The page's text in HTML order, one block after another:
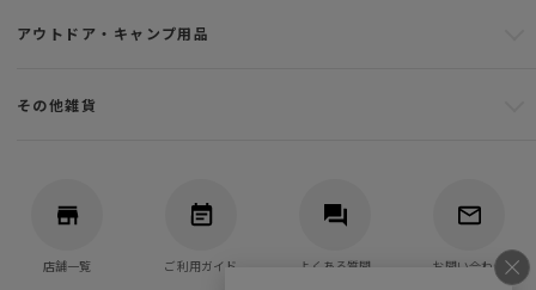
アウトドア・キャンプ用品
その他雑貨
店舗一覧 ご利用ガイド よくある質問 お問い合わせ